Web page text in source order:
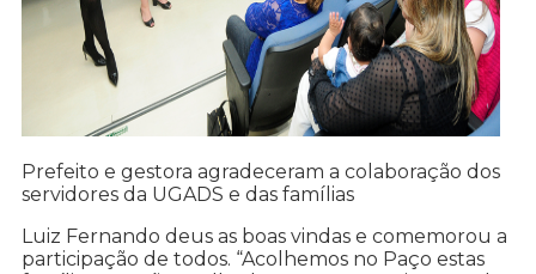
Prefeito e gestora agradeceram a colaboração dos
servidores da UGADS e das famílias
Luiz Fernando deus as boas vindas e comemorou a
participação de todos. “Acolhemos no Paço estas